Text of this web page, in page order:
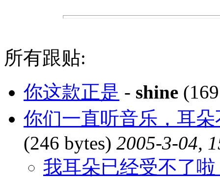
所有跟贴:
你这款正是 - shine
你们一直听音乐，耳
(246 bytes) 2005-3-04,
我耳朵已经受不了